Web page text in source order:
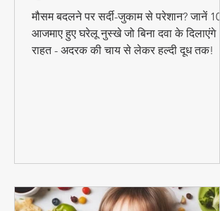
मौसम बदलने पर सर्दी-जुकाम से परेशान? जानें 10
आजमाए हुए घरेलू नुस्खे जो बिना दवा के दिलाएंगे
राहत - अदरक की चाय से लेकर हल्दी दूध तक!